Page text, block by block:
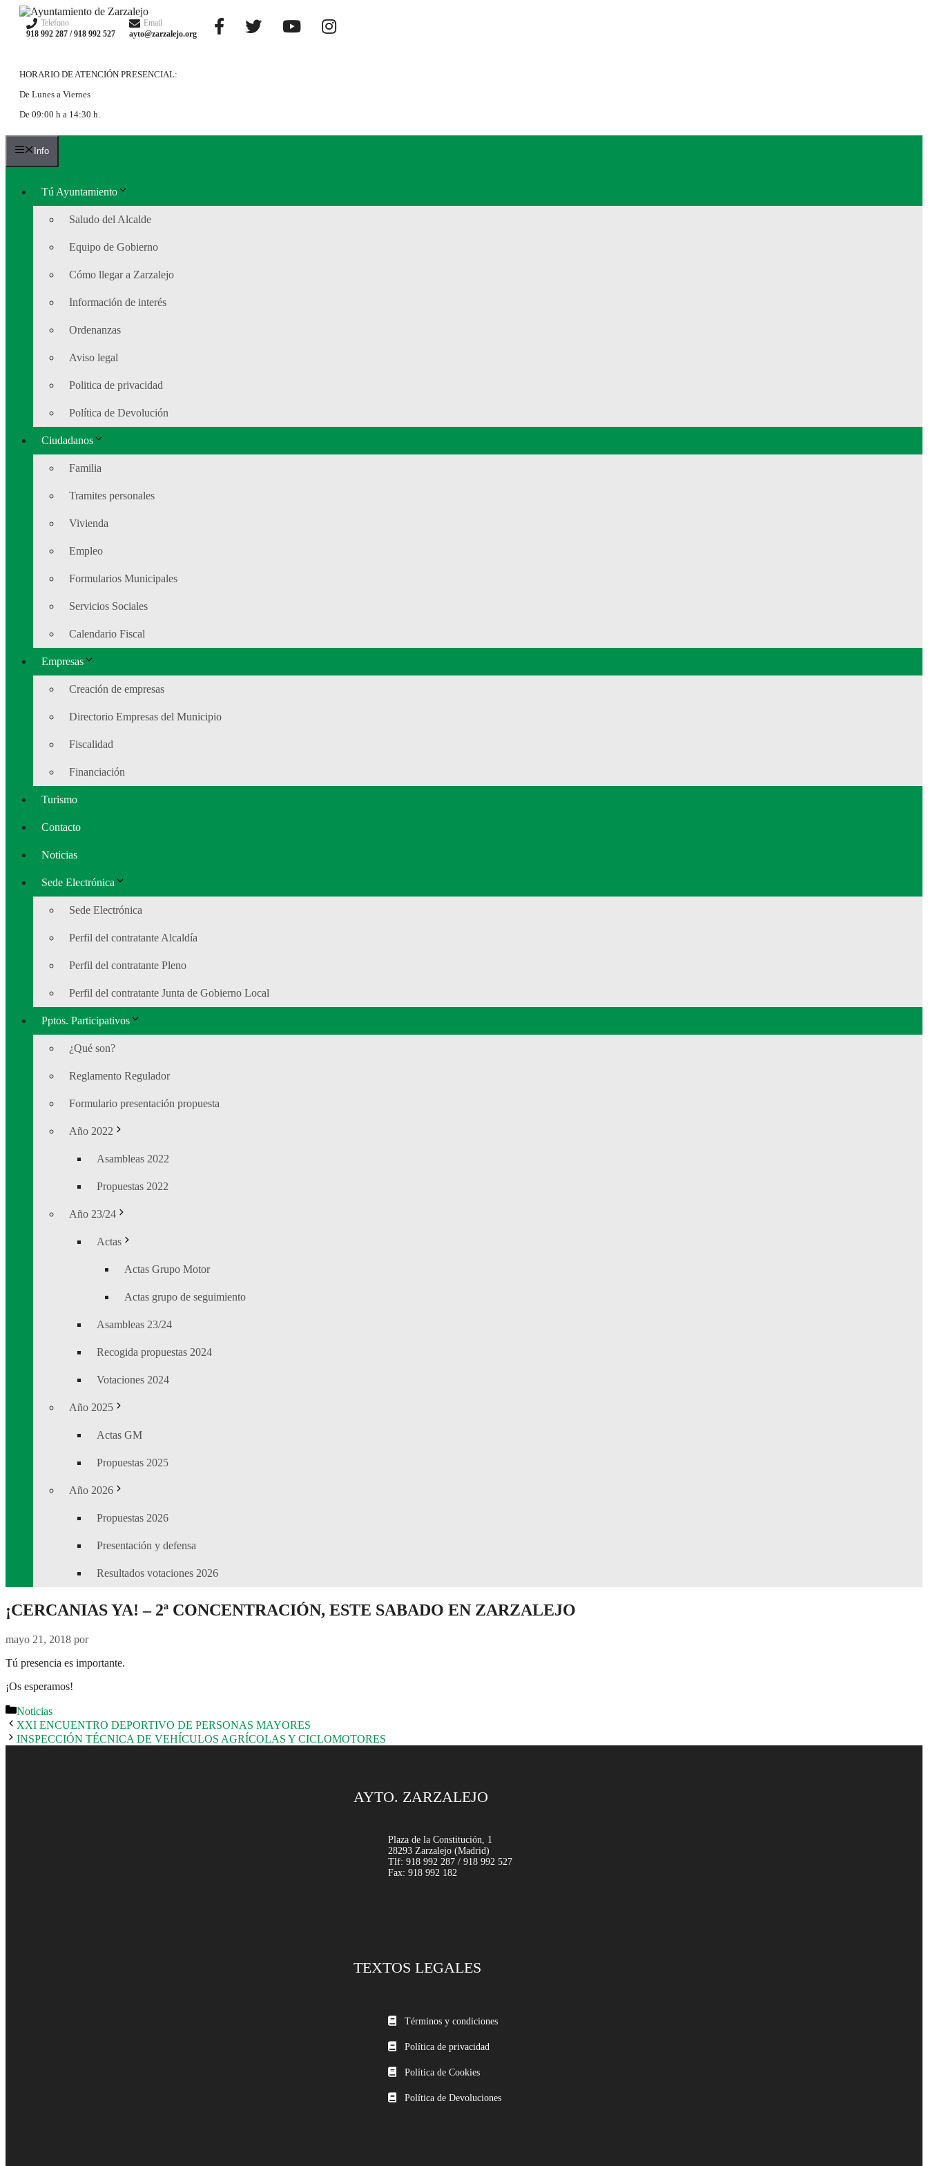
Saltar
contenido
Telefono
918 992 287 / 918 992 527
Email
ayto@zarzalejo.org
HORARIO DE ATENCIÓN PRESENCIAL:
De Lunes a Viernes
De 09:00 h a 14:30 h.
Info
Tú Ayuntamiento
Saludo del Alcalde
Equipo de Gobierno
Cómo llegar a Zarzalejo
Información de interés
Ordenanzas
Aviso legal
Politica de privacidad
Política de Devolución
Ciudadanos
Familia
Tramites personales
Vivienda
Empleo
Formularios Municipales
Servicios Sociales
Calendario Fiscal
Empresas
Creación de empresas
Directorio Empresas del Municipio
Fiscalidad
Financiación
Turismo
Contacto
Noticias
Sede Electrónica
Sede Electrónica
Perfil del contratante Alcaldía
Perfil del contratante Pleno
Perfil del contratante Junta de Gobierno Local
Pptos. Participativos
¿Qué son?
Reglamento Regulador
Formulario presentación propuesta
Año 2022
Asambleas 2022
Propuestas 2022
Año 23/24
Actas
Actas Grupo Motor
Actas grupo de seguimiento
Asambleas 23/24
Recogida propuestas 2024
Votaciones 2024
Año 2025
Actas GM
Propuestas 2025
Año 2026
Propuestas 2026
Presentación y defensa
Resultados votaciones 2026
¡CERCANIAS YA! – 2ª CONCENTRACIÓN, ESTE SABADO EN ZARZALEJO
mayo 21, 2018 por
Tú presencia es importante.
¡Os esperamos!
Categorías
Noticias
XXI ENCUENTRO DEPORTIVO DE PERSONAS MAYORES
INSPECCIÓN TÉCNICA DE VEHÍCULOS AGRÍCOLAS Y CICLOMOTORES
AYTO. ZARZALEJO
Plaza de la Constitución, 1
28293 Zarzalejo (Madrid)
Tlf: 918 992 287 / 918 992 527
Fax: 918 992 182
TEXTOS LEGALES
Términos y condiciones
Política de privacidad
Política de Cookies
Política de Devoluciones